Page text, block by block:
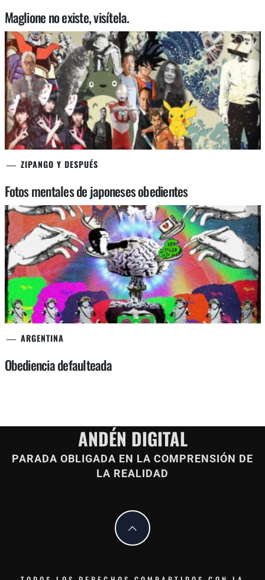
Maglione no existe, visítela.
ZIPANGO Y DESPUÉS
Fotos mentales de japoneses obedientes
ARGENTINA
Obediencia defaulteada
ANDÉN DIGITAL
PARADA OBLIGADA EN LA COMPRENSIÓN DE
LA REALIDAD